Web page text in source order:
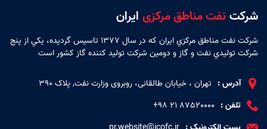
شرکتنفت مناطق مرکزی ایران
شركت نفت مناطق مركزي ايران كه در سال 1377 تاسيس گرديده، يكي از پنج
شركت توليدي نفت و گاز و دومين شركت توليد كننده گاز كشور است
آدرس : تهران ، خیابان طالقانی، روبروی وزارت نفت, پلاک 390
تلفن : 87520000 ۲۱ ۹۸+